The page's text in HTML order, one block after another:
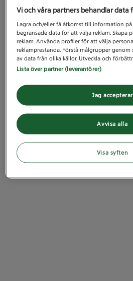
Vi och våra partners behandlar data
Lagra och/eller få åtkomst till information
begränsade data för att välja reklam. Skapa
reklam. Använda profiler för att välja
reklamprestanda. Förstå målgrupper
av data från olika källor. Utveckla och
Lista över partner (leverantörer)
Avvisa alla
Jag accepterar
Visa syften